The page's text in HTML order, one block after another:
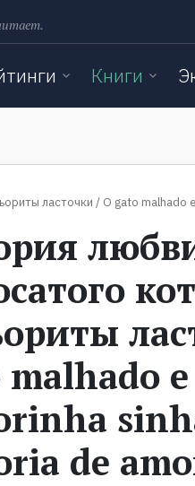
Книги
ласточки / O gato malhado
malhado
de